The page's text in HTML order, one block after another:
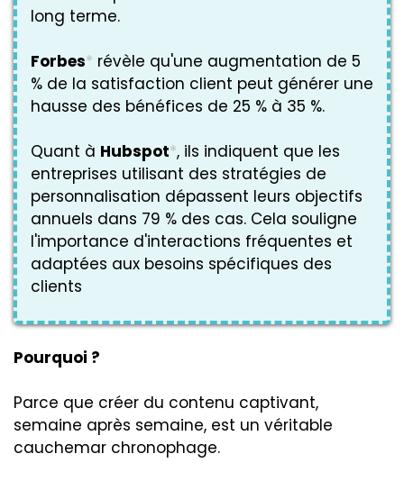
long terme.
Forbes* révèle qu'une augmentation de 5
% de la satisfaction client peut générer une
hausse des bénéfices de 25 % à 35 %.
Quant à Hubspot*, ils indiquent que les
entreprises utilisant des stratégies de
personnalisation dépassent leurs objectifs
annuels dans 79 % des cas. Cela souligne
l'importance d'interactions fréquentes et
adaptées aux besoins spécifiques des
clients
Pourquoi ?
Parce que créer du contenu captivant,
semaine après semaine, est un véritable
cauchemar chronophage.